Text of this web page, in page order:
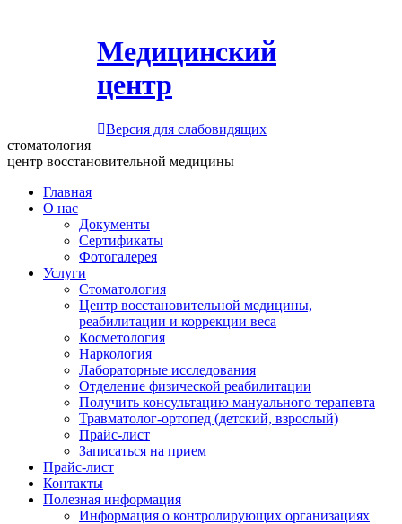
Медицинский
центр
Версия для слабовидящих
стоматология
центр восстановительной медицины
Главная
О нас
Документы
Сертификаты
Фотогалерея
Услуги
Стоматология
Центр восстановительной медицины,
реабилитации и коррекции веса
Косметология
Наркология
Лабораторные исследования
Отделение физической реабилитации
Получить консультацию мануального терапевта
Травматолог-ортопед (детский, взрослый)
Прайс-лист
Записаться на прием
Прайс-лист
Контакты
Полезная информация
Информация о контролирующих организациях